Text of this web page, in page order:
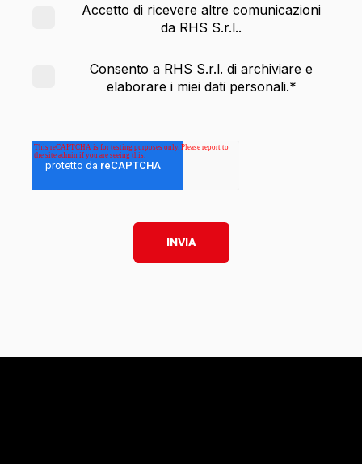
Accetto di ricevere altre comunicazioni
da RHS S.r.l..
Consento a RHS S.r.l. di archiviare e
elaborare i miei dati personali.*